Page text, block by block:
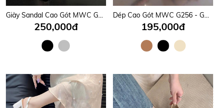
Giày Sandal Cao Gót MWC G010 - Sandal Cao Gót Thiết Kế Hở Hậu Kết Hợp Quai Cài Cổ Chân Siêu Hot, Quai Mảnh Đính Đá Sang Trọng Cao 11cm Tôn Dáng Đẹp Mê Hồn Thời Trang.
250,000đ
Dép Cao Gót MWC G256 - Guốc Cao Gót Nữ 6P Mũi Vuông, Quai Mảnh Phối Dãy Kim Loại Màu Vàng sang Chảnh, Thời Trang.
195,000đ